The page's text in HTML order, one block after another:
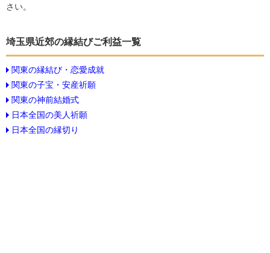
さい。
埼玉県近郊の縁結びご利益一覧
関東の縁結び・恋愛成就
関東の子宝・安産祈願
関東の神前結婚式
日本全国の美人祈願
日本全国の縁切り